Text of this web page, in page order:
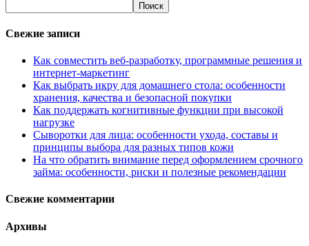
Свежие записи
Как совместить веб-разработку, программные решения и
интернет-маркетинг
Как выбрать икру для домашнего стола: особенности
хранения, качества и безопасной покупки
Как поддержать когнитивные функции при высокой
нагрузке
Сыворотки для лица: особенности ухода, составы и
принципы выбора для разных типов кожи
На что обратить внимание перед оформлением срочного
займа: особенности, риски и полезные рекомендации
Свежие комментарии
Архивы